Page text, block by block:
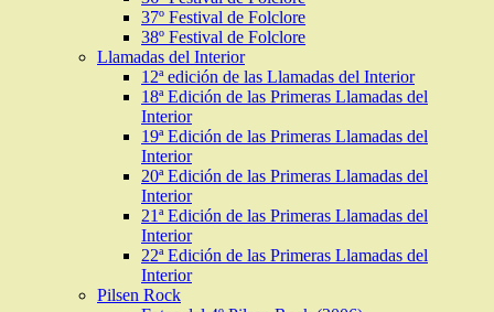
37º Festival de Folclore
38º Festival de Folclore
Llamadas del Interior
12ª edición de las Llamadas del Interior
18ª Edición de las Primeras Llamadas del
Interior
19ª Edición de las Primeras Llamadas del
Interior
20ª Edición de las Primeras Llamadas del
Interior
21ª Edición de las Primeras Llamadas del
Interior
22ª Edición de las Primeras Llamadas del
Interior
Pilsen Rock